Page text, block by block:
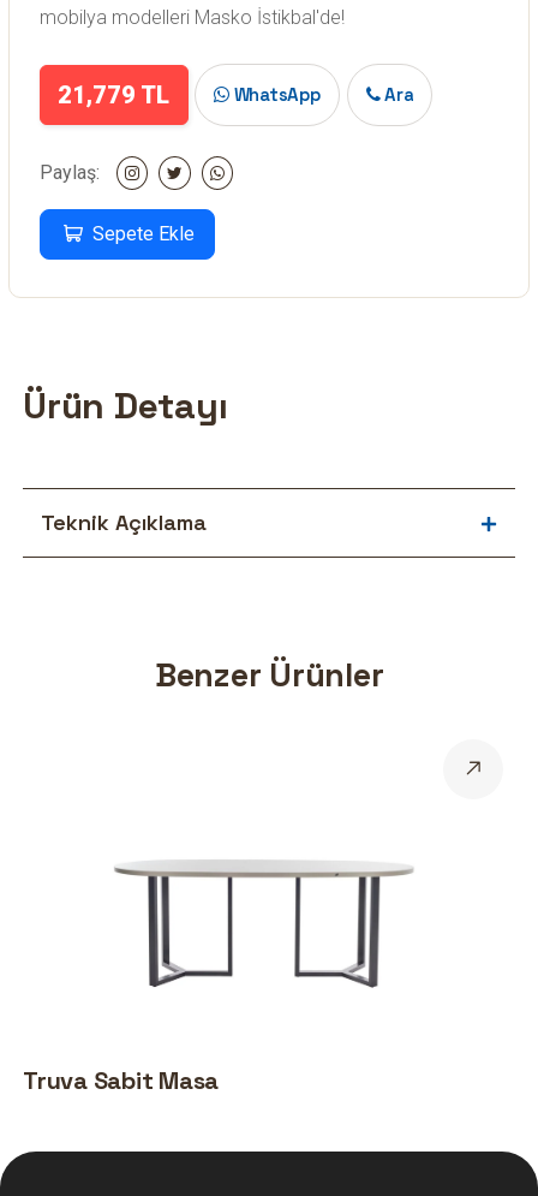
mobilya modelleri Masko İstikbal'de!
21,779 TL WhatsApp Ara
Paylaş:
Sepete Ekle
Ürün Detayı
Teknik Açıklama
Benzer Ürünler
Truva Sabit Masa